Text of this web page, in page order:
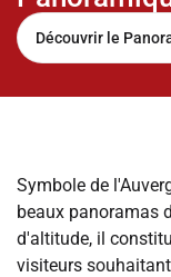
Découvrir le
Symbole de
beaux panoramas
d'altitude, il
visiteurs